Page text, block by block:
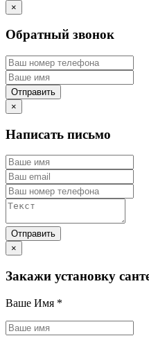
×
Обратный звонок
×
Написать письмо
×
Закажи установку
Ваше Имя *